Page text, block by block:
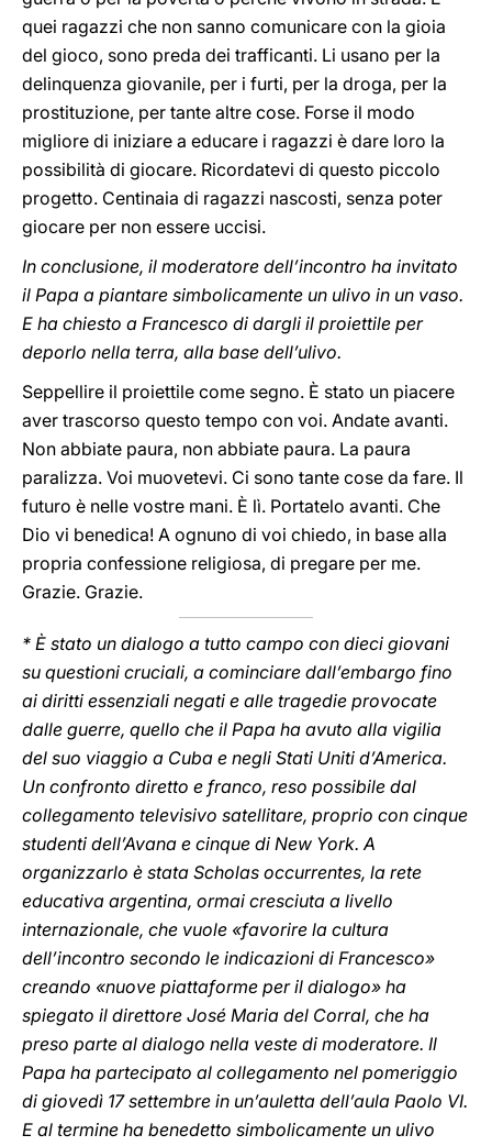
quei ragazzi che non sanno comunicare con la gioia
del gioco, sono preda dei trafficanti. Li usano per la
delinquenza giovanile, per i furti, per la droga, per la
prostituzione, per tante altre cose. Forse il modo
migliore di iniziare a educare i ragazzi è dare loro la
possibilità di giocare. Ricordatevi di questo piccolo
progetto. Centinaia di ragazzi nascosti, senza poter
giocare per non essere uccisi.
In conclusione, il moderatore dell’incontro ha invitato
il Papa a piantare simbolicamente un ulivo in un vaso.
E ha chiesto a Francesco di dargli il proiettile per
deporlo nella terra, alla base dell’ulivo.
Seppellire il proiettile come segno. È stato un piacere
aver trascorso questo tempo con voi. Andate avanti.
Non abbiate paura, non abbiate paura. La paura
paralizza. Voi muovetevi. Ci sono tante cose da fare. Il
futuro è nelle vostre mani. È lì. Portatelo avanti. Che
Dio vi benedica! A ognuno di voi chiedo, in base alla
propria confessione religiosa, di pregare per me.
Grazie. Grazie.
* È stato un dialogo a tutto campo con dieci giovani
su questioni cruciali, a cominciare dall’embargo fino
ai diritti essenziali negati e alle tragedie provocate
dalle guerre, quello che il Papa ha avuto alla vigilia
del suo viaggio a Cuba e negli Stati Uniti d’America.
Un confronto diretto e franco, reso possibile dal
collegamento televisivo satellitare, proprio con cinque
studenti dell’Avana e cinque di New York. A
organizzarlo è stata Scholas occurrentes, la rete
educativa argentina, ormai cresciuta a livello
internazionale, che vuole «favorire la cultura
dell’incontro secondo le indicazioni di Francesco»
creando «nuove piattaforme per il dialogo» ha
spiegato il direttore José Maria del Corral, che ha
preso parte al dialogo nella veste di moderatore. Il
Papa ha partecipato al collegamento nel pomeriggio
di giovedì 17 settembre in un’auletta dell’aula Paolo VI.
E al termine ha benedetto simbolicamente un ulivo